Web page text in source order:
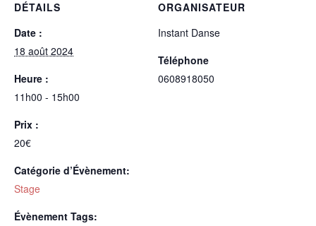
DÉTAILS
Date :
18 août 2024
Heure :
11h00 - 15h00
Prix :
20€
Catégorie d’Évènement:
Stage
Évènement Tags:
ORGANISATEUR
Instant Danse
Téléphone
0608918050